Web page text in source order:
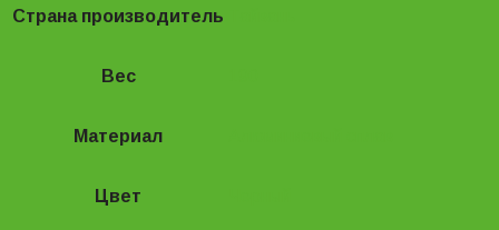
Страна производитель
Вес
Материал
Цвет